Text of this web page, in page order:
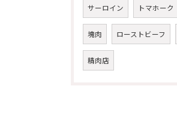
サーロイン トマホーク
塊肉 ローストビーフ
精肉店